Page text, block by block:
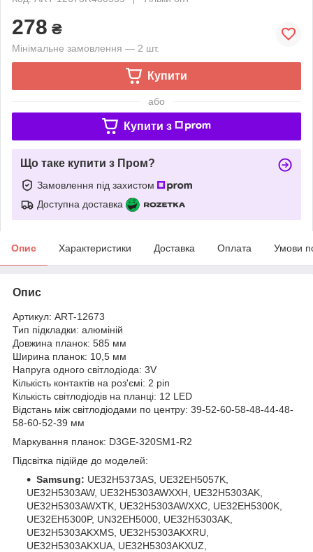
278 ₴
Мінімальне замовлення — 2 шт.
Купити
або
Купити з
Що таке купити з Пром?
Замовлення під захистом
Доступна доставка
Опис Характеристики Доставка Оплата Умови
Опис
Артикул: ART-12673
Тип підкладки: алюміній
Довжина планок: 585 мм
Ширина планок: 10,5 мм
Напруга одного світлодіода: 3V
Кількість контактів на роз'ємі: 2 pin
Кількість світлодіодів на планці: 12 LED
Відстань між світлодіодами по центру: 39-52-60-58-48-44-48-
58-60-52-39 мм
Маркування планок: D3GE-320SM1-R2
Підсвітка підійде до моделей:
Samsung: UE32H5373AS, UE32EH5057K,
UE32H5303AW, UE32H5303AWXXH, UE32H5303AK,
UE32H5303AWXTK, UE32H5303AWXXC, UE32EH5300K,
UE32EH5300P, UN32EH5000, UE32H5303AK,
UE32H5303AKXMS, UE32H5303AKXRU,
UE32H5303AKXUA, UE32H5303AKXUZ,